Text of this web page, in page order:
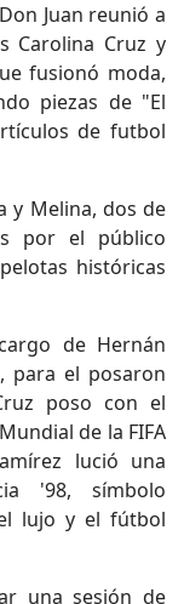
Juan reunió a
Carolina Cruz y
fusionó moda,
piezas de "El
de futbol
y Melina, dos de
por el público
históricas
de Hernán
para el posaron
poso con el
de la FIFA
lució una
'98, símbolo
lujo y el fútbol
una sesión de